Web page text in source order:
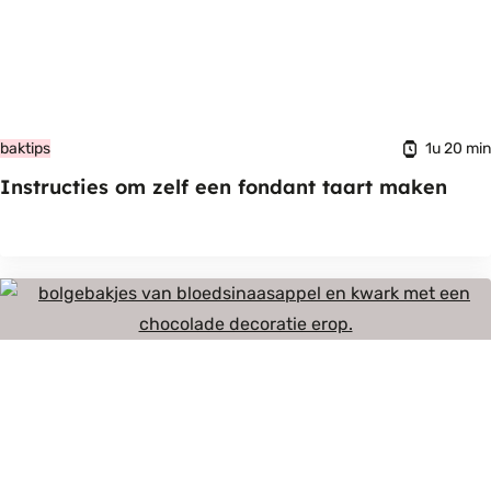
baktips 1u 20 min
Instructies om zelf een fondant taart maken